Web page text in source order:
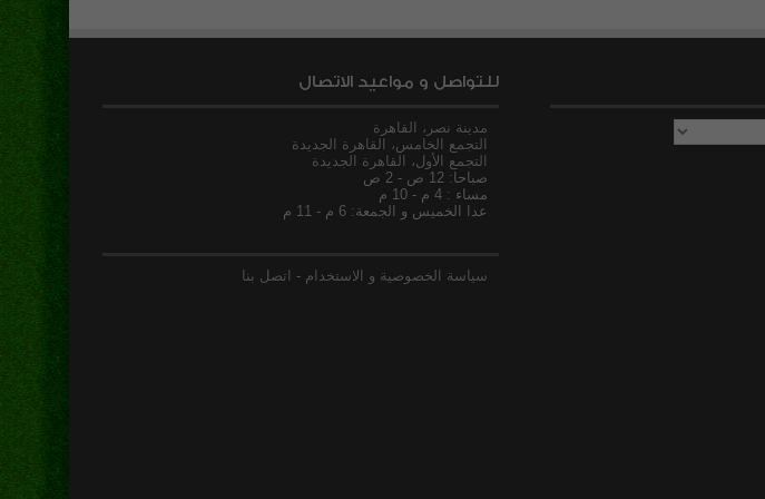
للتواصل و مواعيد الاتصال
مدينة نصر، القاهرة
التجمع الخامس، القاهرة الجديدة
التجمع الأول، القاهرة الجديدة
صباحا: 12 ص - 2 ص
مساء : 4 م - 10 م
عدا الخميس و الجمعة: 6 م - 11 م
سياسة الخصوصية و الاستخدام - اتصل بنا